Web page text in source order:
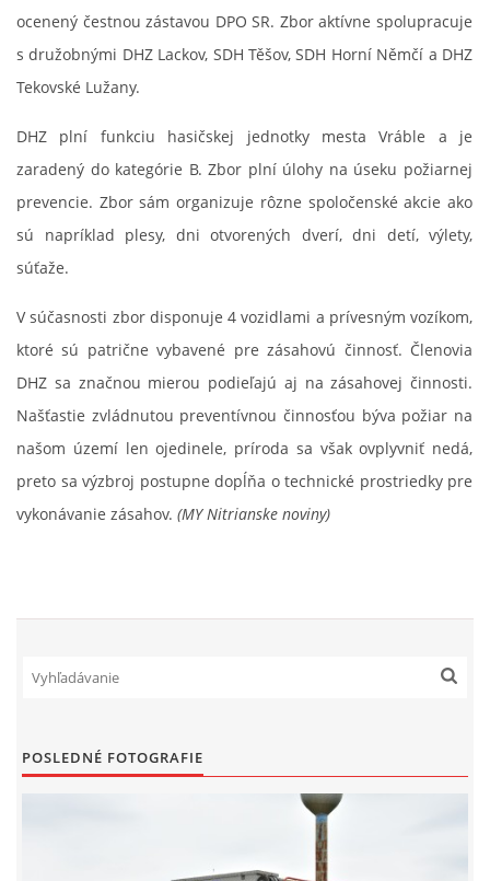
ocenený čestnou zástavou DPO SR. Zbor aktívne spolupracuje
s družobnými DHZ Lackov, SDH Těšov, SDH Horní Němčí a DHZ
Tekovské Lužany.
DHZ plní funkciu hasičskej jednotky mesta Vráble a je
zaradený do kategórie B. Zbor plní úlohy na úseku požiarnej
prevencie. Zbor sám organizuje rôzne spoločenské akcie ako
sú napríklad plesy, dni otvorených dverí, dni detí, výlety,
súťaže.
V súčasnosti zbor disponuje 4 vozidlami a prívesným vozíkom,
ktoré sú patrične vybavené pre zásahovú činnosť. Členovia
DHZ sa značnou mierou podieľajú aj na zásahovej činnosti.
Našťastie zvládnutou preventívnou činnosťou býva požiar na
našom území len ojedinele, príroda sa však ovplyvniť nedá,
preto sa výzbroj postupne dopĺňa o technické prostriedky pre
vykonávanie zásahov. (MY Nitrianske noviny)
POSLEDNÉ FOTOGRAFIE